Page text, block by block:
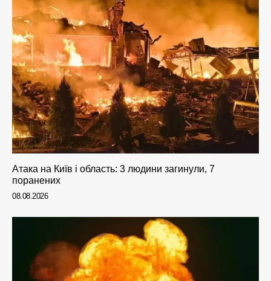
Атака на Київ і область: 3 людини загинули, 7
поранених
08.08.2026